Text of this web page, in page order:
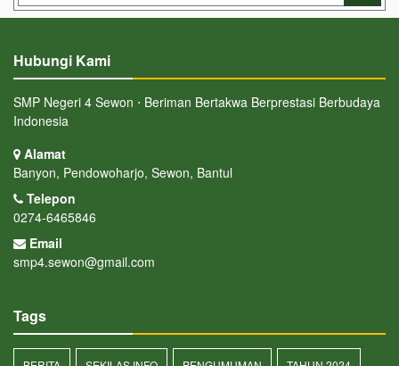
Hubungi Kami
SMP Negeri 4 Sewon ⋅ Beriman Bertakwa Berprestasi Berbudaya
Indonesia
Alamat
Banyon, Pendowoharjo, Sewon, Bantul
Telepon
0274-6465846
Email
smp4.sewon@gmail.com
Tags